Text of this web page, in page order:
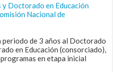
Doctorado en Educación
Nacional de
de 3 años al Doctorado
en Educación (consorciado),
en etapa inicial